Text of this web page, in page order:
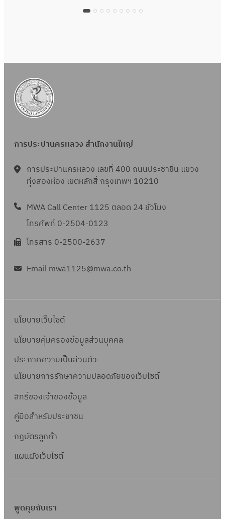
การประปานครหลวง สำนักงานใหญ่
การประปานครหลวง เลขที่ 400 ถนนประชาชื่น แขวง
ทุ่งสองห้อง เขตหลักสี่ กรุงเทพฯ 10210
MWA Call Center 1125 ตลอด 24 ชั่วโมง
โทรศัพท์ 0-2504-0123
โทรสาร 0-2500-2637
Email mwa1125@mwa.co.th
นโยบายเว็บไซต์
นโยบายคุ้มครองข้อมูลส่วนบุคคล
ประกาศความเป็นส่วนตัว
นโยบายการรักษาความปลอดภัยของเว็บไซต์
สิทธิ์ของเจ้าของข้อมูล
คู่มือสำหรับประชาชน
กฎบัตรลูกค้า
แผนผังเว็บไซต์
พูดคุยกับเรา